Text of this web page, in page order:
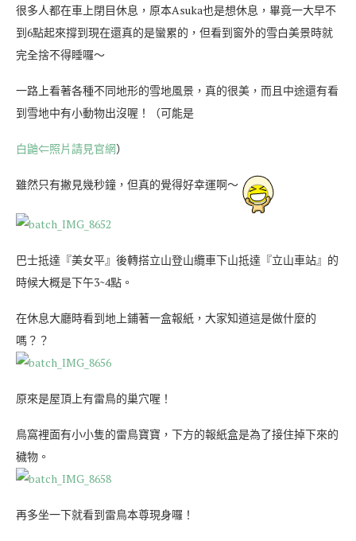
很多人都在車上閉目休息，原本Asuka也是想休息，畢竟一大早不
到6點起來撐到現在還真的是蠻累的，但看到窗外的雪白美景時就
完全捨不得睡囉～
一路上看著各種不同地形的雪地風景，真的很美，而且中途還有看
到雪地中有小動物出沒喔！（可能是
白鼬⇐照片請見官網）
雖然只有撇見幾秒鐘，但真的覺得好幸運啊～
巴士抵達『美女平』後轉搭立山登山纜車下山抵達『立山車站』的
時候大概是下午3~4點。
在休息大廳時看到地上鋪著一盒報紙，大家知道這是做什麼的
嗎？？
原來是屋頂上有雷鳥的巢穴喔！
鳥窩裡面有小小隻的雷鳥寶寶，下方的報紙盒是為了接住掉下來的
穢物。
再多坐一下就看到雷鳥本尊現身囉！